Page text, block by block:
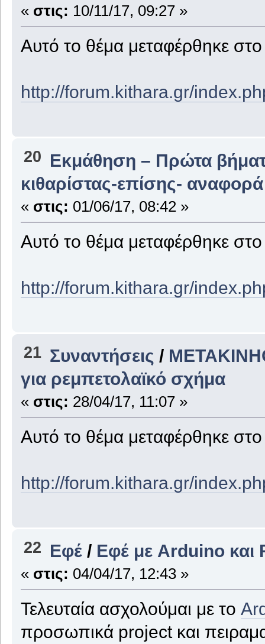
« στις: 10/11/17, 09:27 »
Αυτό το θέμα μεταφέρθηκε
http://forum.kithara.gr/
20 Εκμάθηση – Πρώτα
κιθαρίστας-επίσης-
« στις: 01/06/17, 08:42 »
Αυτό το θέμα μεταφέρθηκε
http://forum.kithara.gr/
21 Συναντήσεις /
για ρεμπετολαϊκό σχήμα
« στις: 28/04/17, 11:07 »
Αυτό το θέμα μεταφέρθηκε
http://forum.kithara.gr/
22 Εφέ / Εφέ με Arduino και
« στις: 04/04/17, 12:43 »
Τελευταία ασχολούμαι με το
προσωπικά project και